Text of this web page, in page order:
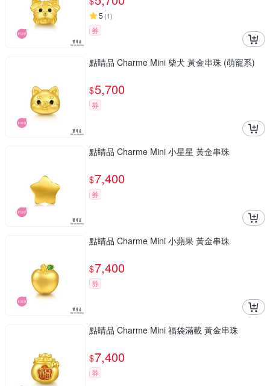
5 (1)
券
點睛品 Charme Mini 柴犬 黃金串珠 (萌寵系)
$5,700
券
點睛品 Charme Mini 小星星 黃金串珠
$7,400
券
點睛品 Charme Mini 小蘋果 黃金串珠
$7,400
券
點睛品 Charme Mini 福袋滿載 黃金串珠
$7,400
券